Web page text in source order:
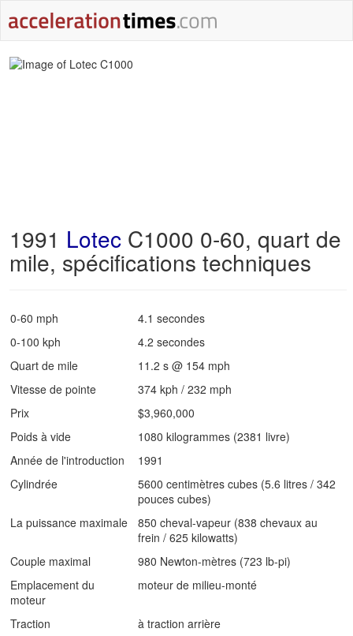
1991 Lotec C1000 0-60, quart de
mile, spécifications techniques
0-60 mph
4.1 secondes
0-100 kph
4.2 secondes
Quart de mile
11.2 s @ 154 mph
Vitesse de pointe
374 kph / 232 mph
Prix
$3,960,000
Poids à vide
1080 kilogrammes (2381 livre)
Année de l'introduction
1991
Cylindrée
5600 centimètres cubes (5.6 litres / 342
pouces cubes)
La puissance maximale
850 cheval-vapeur (838 chevaux au
frein / 625 kilowatts)
Couple maximal
980 Newton-mètres (723 lb-pi)
Emplacement du
moteur
moteur de milieu-monté
Traction à traction arrière